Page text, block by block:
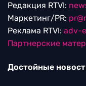
Редакция RTVI:
Маркетинг/PR:
Реклама RTVI: adv-
Партнерские
Достойные